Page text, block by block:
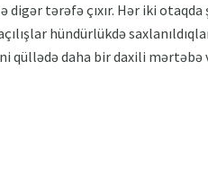
tərəfə çıxır. Hər iki otaqda
hündürlükdə
qüllədə daha bir daxili mərtəbə